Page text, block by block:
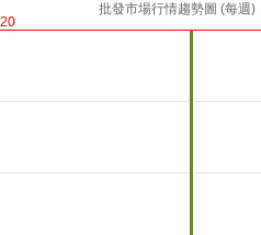
批發市場行情趨勢圖 (每週)